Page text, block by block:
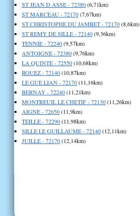
ST JEAN D ASSE - 72380(6,71km)
ST MARCEAU - 72170(7,67km)
ST CHRISTOPHE DU JAMBET - 72170(8,6km)
ST REMY DE SILLE - 72140(9,36km)
TENNIE - 72240(9,57km)
ANTOIGNE - 72380(9,76km)
LA QUINTE - 72550(10,68km)
ROUEZ - 72140(10,87km)
LE GUE LIAN - 72170(11,16km)
BERNAY - 72240(11,21km)
MONTREUIL LE CHETIF - 72130(11,26km)
AIGNE - 72650(11,9km)
TEILLE - 72290(11,98km)
SILLE LE GUILLAUME - 72140(12,11km)
JUILLE - 72170(12,14km)